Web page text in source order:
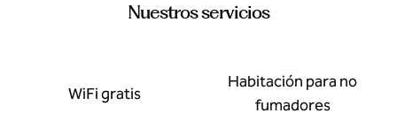
Nuestros servicios
WiFi gratis
Habitación para no
fumadores